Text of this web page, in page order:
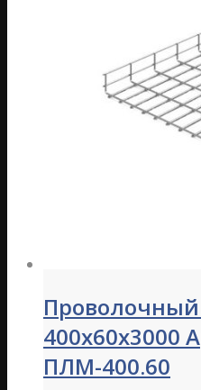
Проволочный
400х60х3000
ПЛМ-400.60